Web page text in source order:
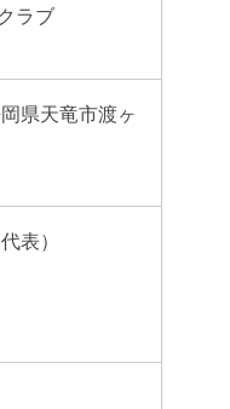
ラブ
県天竜市渡ヶ
表）